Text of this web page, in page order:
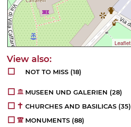
Leaflet
NOT TO MISS (18)
MUSEEN UND GALERIEN (28)
CHURCHES AND BASILICAS (35)
MONUMENTS (88)